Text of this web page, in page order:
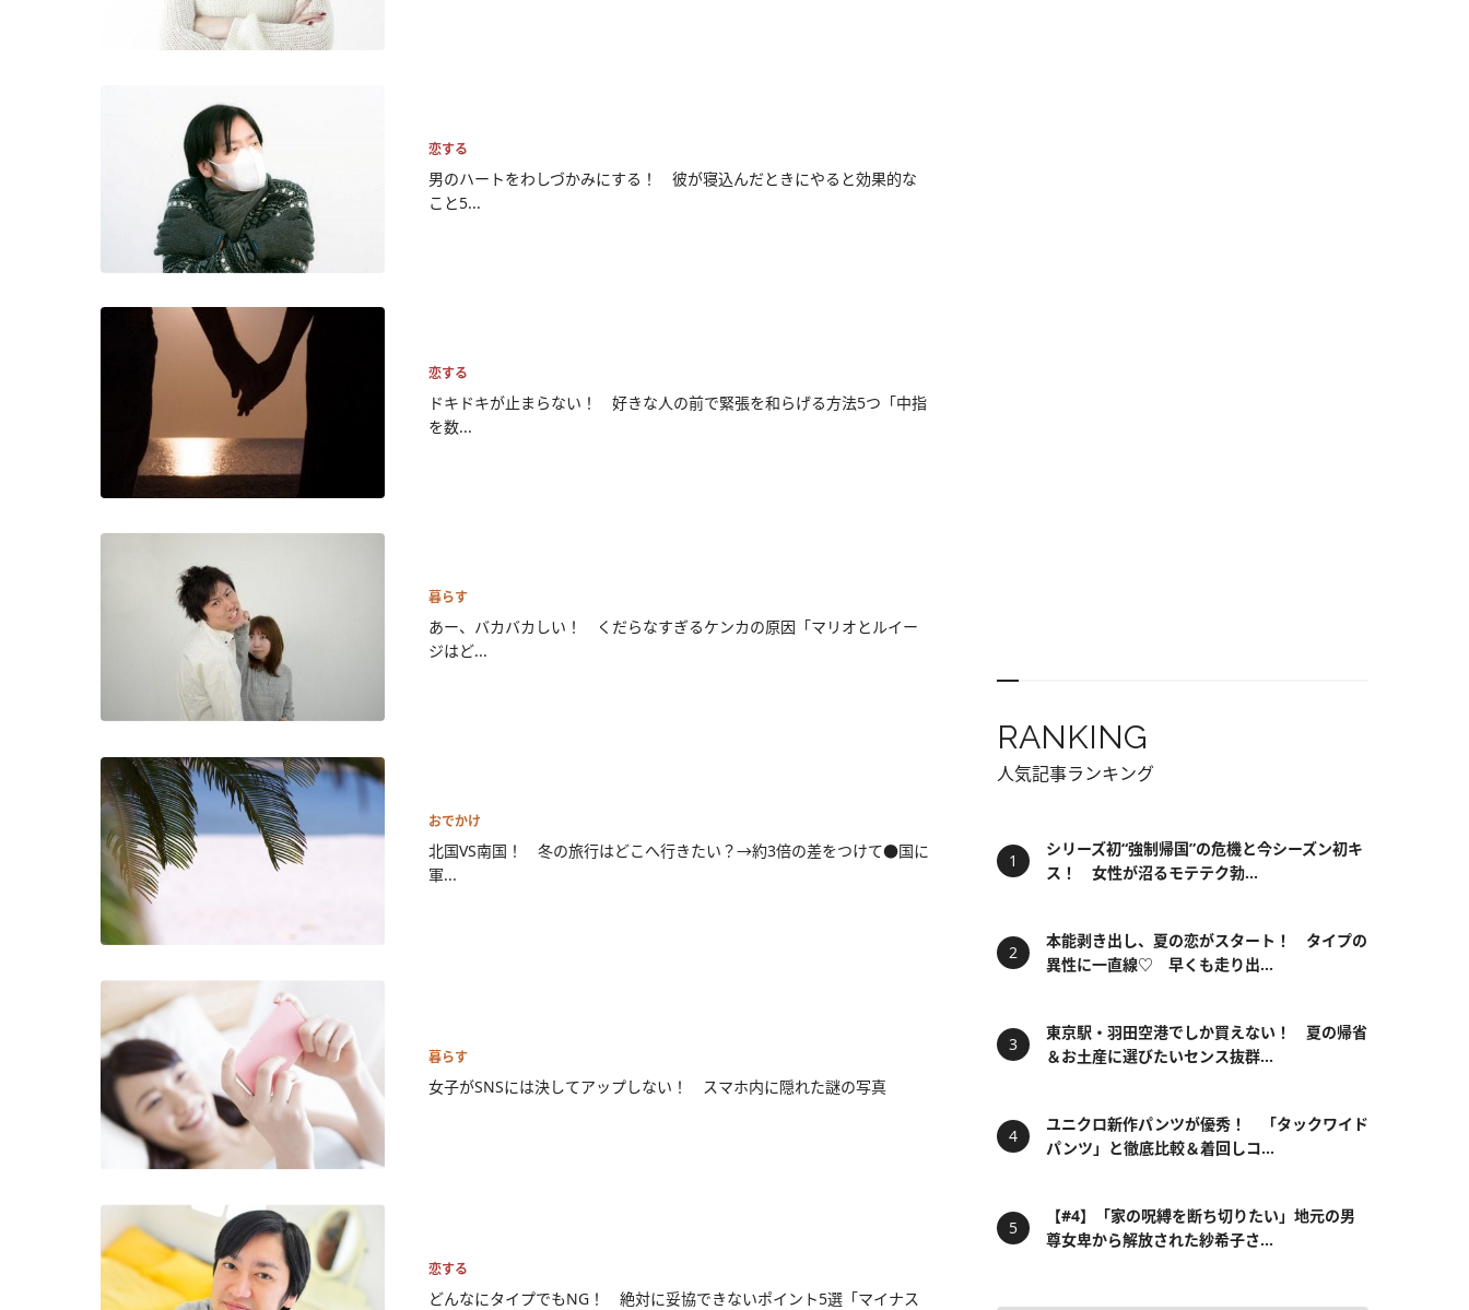
恋する
男のハートをわしづかみにする！ 彼が寝込んだときにやると効果的な
こと5...
恋する
ドキドキが止まらない！ 好きな人の前で緊張を和らげる方法5つ「中指
を数...
暮らす
あー、バカバカしい！ くだらなすぎるケンカの原因「マリオとルイー
ジはど...
おでかけ
北国VS南国！ 冬の旅行はどこへ行きたい？→約3倍の差をつけて●国に
軍...
暮らす
女子がSNSには決してアップしない！ スマホ内に隠れた謎の写真
恋する
どんなにタイプでもNG！ 絶対に妥協できないポイント5選「マイナス
RANKING
人気記事ランキング
シリーズ初“強制帰国”の危機と今シーズン初キ
ス！ 女性が沼るモテテク勃...
本能剥き出し、夏の恋がスタート！ タイプの
異性に一直線♡ 早くも走り出...
東京駅・羽田空港でしか買えない！ 夏の帰省
＆お土産に選びたいセンス抜群...
ユニクロ新作パンツが優秀！ 「タックワイド
パンツ」と徹底比較＆着回しコ...
【#4】「家の呪縛を断ち切りたい」地元の男
尊女卑から解放された紗希子さ...